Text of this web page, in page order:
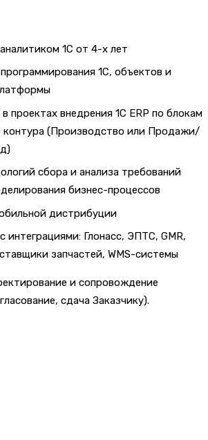
1С от 4-х лет
1С, объектов и
проектах внедрения 1С ERP по блокам
контура (Производство или Продажи/
сбора и анализа требований
бизнес-процессов
дистрибуции
интеграциями: Глонасс, ЭПТС, GMR,
запчастей, WMS-системы
и сопровождение
сдача Заказчику).